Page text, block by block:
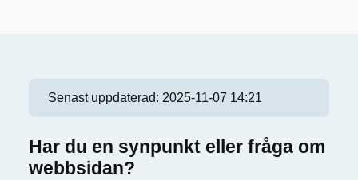
Senast uppdaterad: 2025-11-07 14:21
Har du en synpunkt eller fråga om
webbsidan?